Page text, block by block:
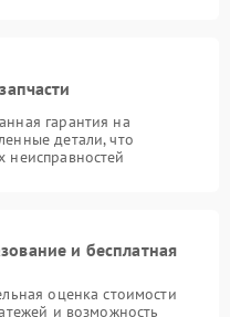
гарантия на
детали, что
неисправностей
и бесплатная
оценка стоимости
и возможность